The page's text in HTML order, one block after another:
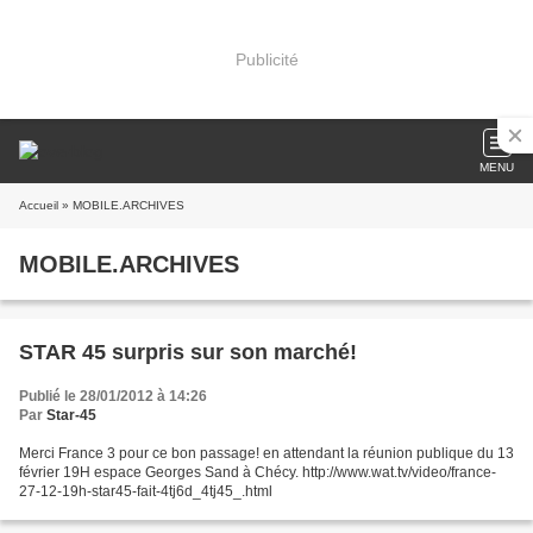
Publicité
MENU
Accueil » MOBILE.ARCHIVES
MOBILE.ARCHIVES
STAR 45 surpris sur son marché!
Publié le 28/01/2012 à 14:26
Par Star-45
Merci France 3 pour ce bon passage! en attendant la réunion publique du 13
février 19H espace Georges Sand à Chécy. http://www.wat.tv/video/france-
27-12-19h-star45-fait-4tj6d_4tj45_.html